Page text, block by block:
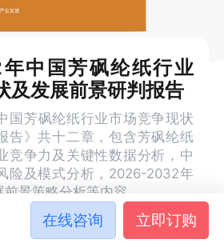
中国芳砜纶纸行业
及发展前景研判报告
国芳砜纶纸行业市场竞争现状
告》共十二章，包含芳砜纶纸
竞争力及关键性数据分析，中
险及模式分析，2026-2032年
景策略分析等内容。
在线咨询 立即订购